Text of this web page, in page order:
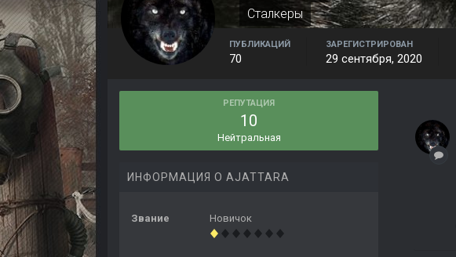
Сталкеры
ПУБЛИКАЦИЙ
70
ЗАРЕГИСТРИРОВАН
29 сентября, 2020
РЕПУТАЦИЯ
10
Нейтральная
ИНФОРМАЦИЯ О AJATTARA
Звание Новичок